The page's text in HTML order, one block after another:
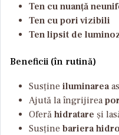
Ten cu nuanță
Ten cu pori vizibili
Ten lipsit de
Beneficii (în rutină)
Susține iluminarea
Ajută la îngrijirea
Oferă hidratare și
Susține bariera